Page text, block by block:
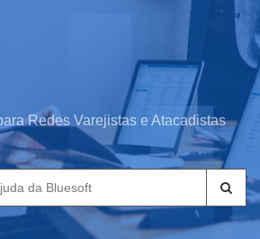
Redes Varejistas e Atacadistas